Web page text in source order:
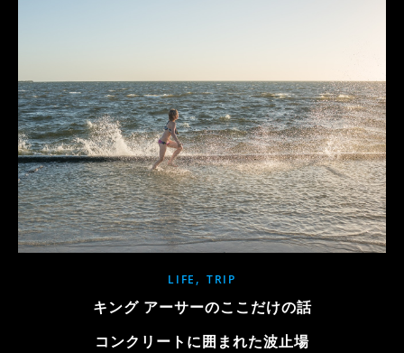
LIFE , TRIP
キング アーサーのここだけの話
コンクリートに囲まれた波止場